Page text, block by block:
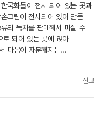
국화들이 전시 되어 있는 곳과
그림이 전시되어 있어 단든
의 녹차를 판매해서 마실 수
로 되어 있는 곳에 앉아
마음이 자분해지는...
신고